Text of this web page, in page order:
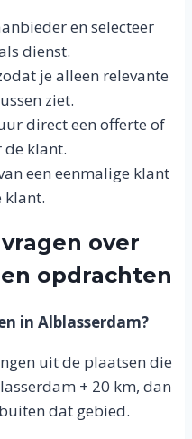
en selecteer
dienst.
je alleen relevante
ziet.
direct een offerte of
de klant.
een eenmalige klant
klant.
over
opdrachten
in Alblasserdam?
uit de plaatsen die
+ 20 km, dan
dat gebied.